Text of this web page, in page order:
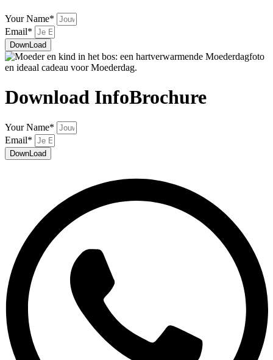
Your Name*
Email*
DownLoad
Download InfoBrochure
Your Name*
Email*
DownLoad